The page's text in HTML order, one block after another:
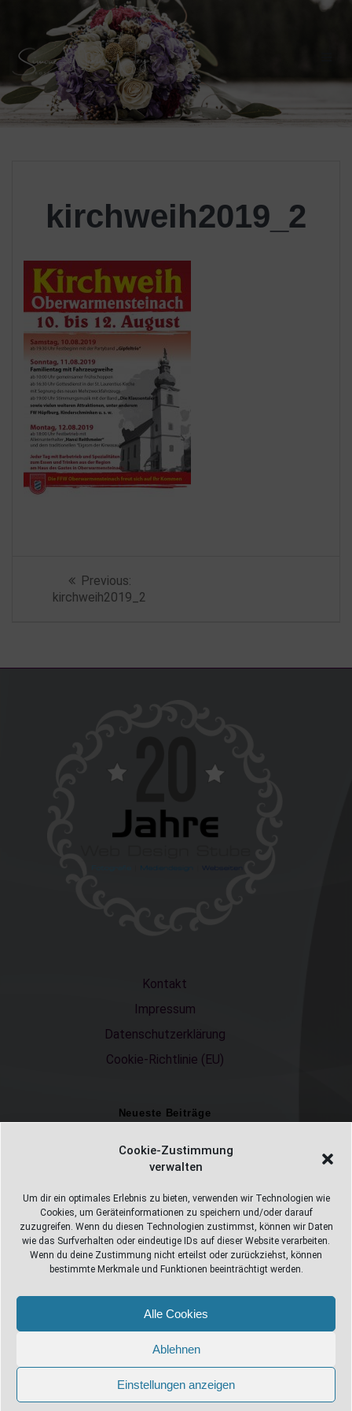
Cookie-Zustimmung
verwalten
Um dir ein optimales Erlebnis zu bieten, verwenden wir Technologien wie
Cookies, um Geräteinformationen zu speichern und/oder darauf
zuzugreifen. Wenn du diesen Technologien zustimmst, können wir Daten
wie das Surfverhalten oder eindeutige IDs auf dieser Website verarbeiten.
Wenn du deine Zustimmung nicht erteilst oder zurückziehst, können
bestimmte Merkmale und Funktionen beeinträchtigt werden.
Alle Cookies
Ablehnen
Einstellungen anzeigen
Skip
to
content
kirchweih2019_2
Beitragsnavigation
Previous:Previous
post:
kirchweih2019_2
Kontakt
Impressum
Datenschutzerklärung
Cookie-Richtlinie (EU)
Neueste Beiträge
Einschulungsfotos 2026 – ein unvergesslicher Moment
Fotostudio in Fichtelberg
Alles Pizza oder was ;-)
Überweisungen
Weihnachtsfotoshooting 2026
Web Design Stube 95686 Fichtelberg
Bayreuther Straße 10
info@webdesign-stube.de